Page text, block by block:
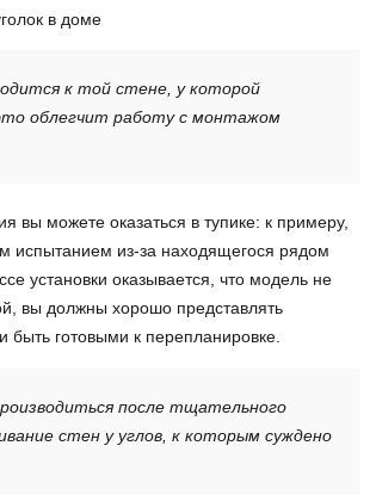
к той стене, у которой
облегчит работу с монтажом
вы можете оказаться в тупике: к примеру,
испытанием из-за находящегося рядом
установки оказывается, что модель не
вы должны хорошо представлять
быть готовыми к перепланировке.
после тщательного
стен у углов, к которым суждено